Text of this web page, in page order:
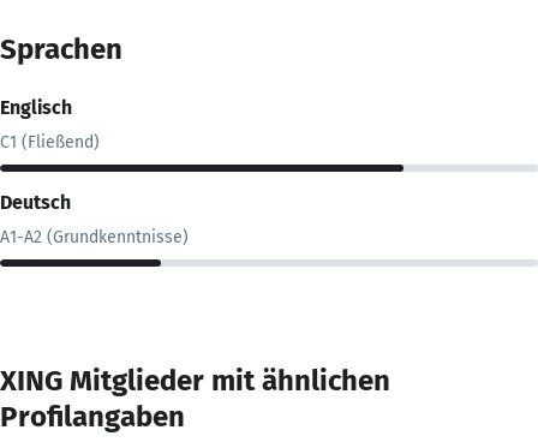
Sprachen
Englisch
C1 (Fließend)
Deutsch
A1-A2 (Grundkenntnisse)
XING Mitglieder mit ähnlichen
Profilangaben